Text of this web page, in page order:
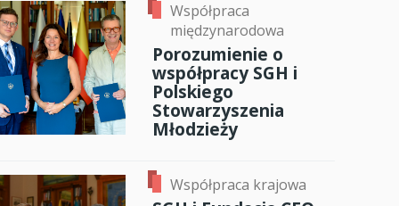
SGH
SGH
Współpraca
międzynarodowa
Porozumienie o
współpracy SGH i
Polskiego
Stowarzyszenia
Młodzieży
Współpraca krajowa